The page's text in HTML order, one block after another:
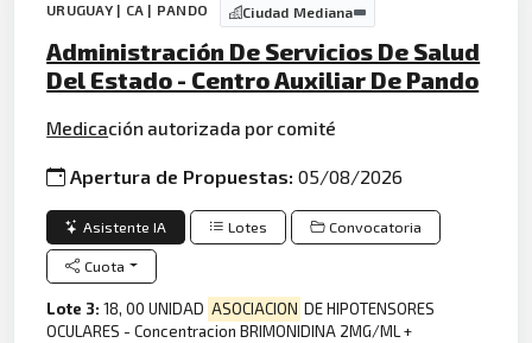
URUGUAY | CA | PANDO Ciudad Mediana
Administración De Servicios De Salud
Del Estado - Centro Auxiliar De Pando
Medicación autorizada por comité
Apertura de Propuestas:05/08/2026
Asistente IA Lotes Convocatoria
Cuota
Lote 3:18, 00 UNIDAD ASOCIACION DE HIPOTENSORES
OCULARES - Concentracion BRIMONIDINA 2MG/ML +